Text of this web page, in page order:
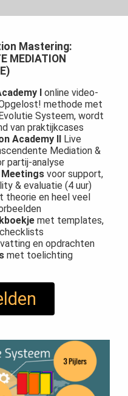
Mastering:
MEDIATION
I online video-
methode met
Systeem, wordt
van praktijkcases
Academy IILive
Mediation &
partij-analyse
voor support,
& evaluatie (4 uur)
theorie en heel veel
met templates,
en opdrachten
met toelichting